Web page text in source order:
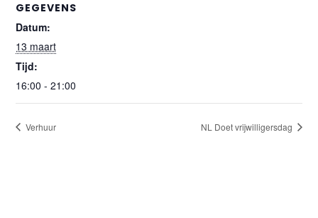
GEGEVENS
Datum:
13 maart
Tijd:
16:00 - 21:00
Verhuur NL Doet vrijwilligersdag